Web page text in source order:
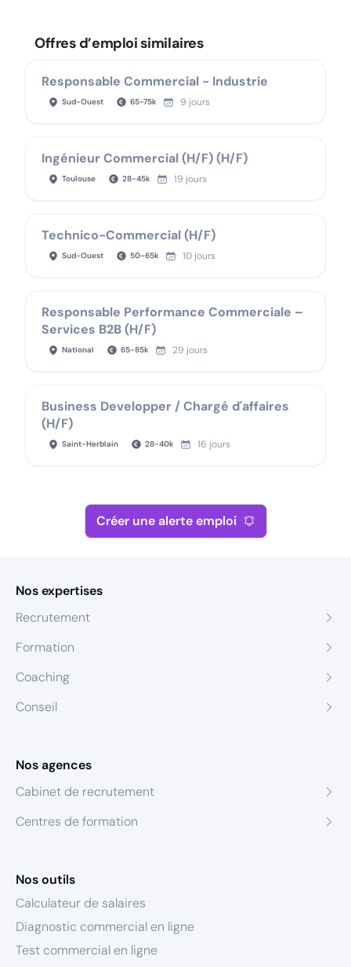
Offres d’emploi similaires
Responsable Commercial - Industrie
Sud-Ouest 65-75k 9 jours
Ingénieur Commercial (H/F) (H/F)
Toulouse 28-45k 19 jours
Technico-Commercial (H/F)
Sud-Ouest 50-65k 10 jours
Responsable Performance Commerciale –
Services B2B (H/F)
National 65-85k 29 jours
Business Developper / Chargé d'affaires
(H/F)
Saint-Herblain 28-40k 16 jours
Créer une alerte emploi
Nos expertises
Recrutement
Formation
Coaching
Conseil
Nos agences
Cabinet de recrutement
Centres de formation
Nos outils
Calculateur de salaires
Diagnostic commercial en ligne
Test commercial en ligne